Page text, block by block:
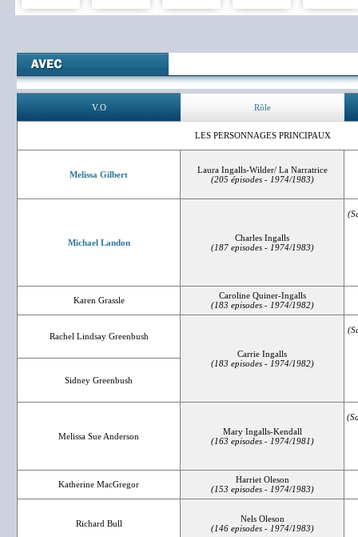
V.O Rôle
LES PERSONNAGES PRINCIPAUX
Melissa Gilbert
Laura Ingalls-Wilder/ La Narratrice
(205 épisodes - 1974/1983)
Michael Landon
Charles Ingalls
(187 episodes - 1974/1983)
Karen Grassle
Caroline Quiner-Ingalls
(183 episodes - 1974/1982)
Rachel Lindsay Greenbush
Carrie Ingalls
(183 episodes - 1974/1982)
(
Sidney Greenbush
Melissa Sue Anderson
Mary Ingalls-Kendall
(163 episodes - 1974/1981)
Katherine MacGregor
Harriet Oleson
(153 episodes - 1974/1983)
Richard Bull
Nels Oleson
(146 episodes - 1974/1983)